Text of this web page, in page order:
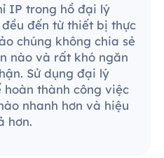
IP trong hồ đại lý
đều đến từ thiết bị thực
chúng không chia sẻ
nào và rất khó ngăn
Sử dụng đại lý
hoàn thành công việc
nhanh hơn và hiệu
hơn.